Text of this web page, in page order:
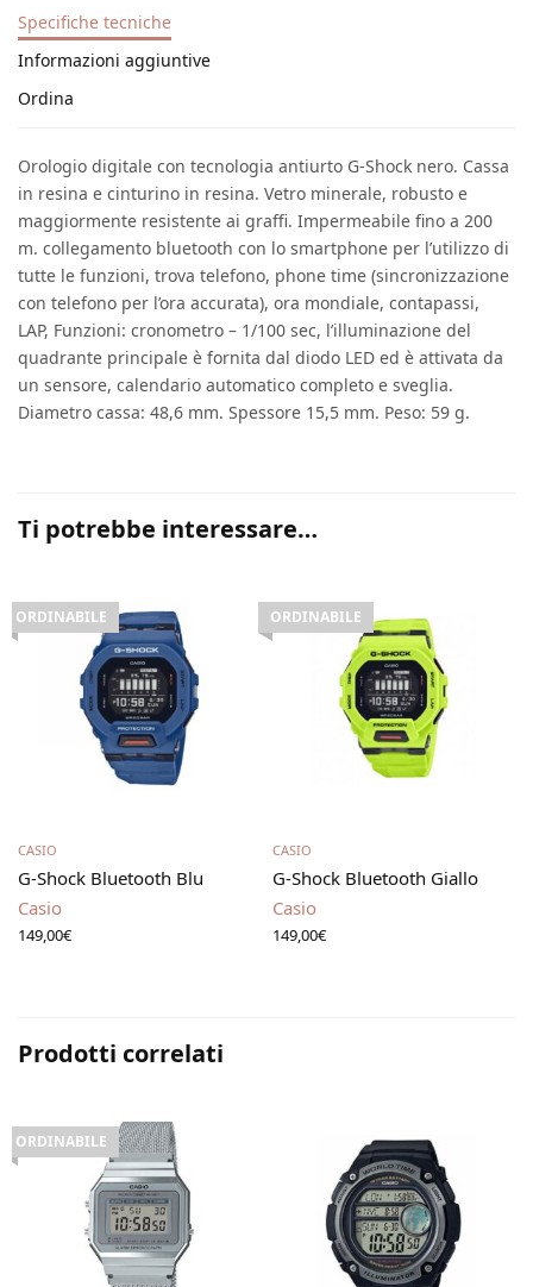
Specifiche tecniche
Informazioni aggiuntive
Ordina
Orologio digitale con tecnologia antiurto G-Shock nero. Cassa
in resina e cinturino in resina. Vetro minerale, robusto e
maggiormente resistente ai graffi. Impermeabile fino a 200
m. collegamento bluetooth con lo smartphone per l’utilizzo di
tutte le funzioni, trova telefono, phone time (sincronizzazione
con telefono per l’ora accurata), ora mondiale, contapassi,
LAP, Funzioni: cronometro – 1/100 sec, l’illuminazione del
quadrante principale è fornita dal diodo LED ed è attivata da
un sensore, calendario automatico completo e sveglia.
Diametro cassa: 48,6 mm. Spessore 15,5 mm. Peso: 59 g.
Ti potrebbe interessare…
ORDINABILE
CASIO
G-Shock Bluetooth Blu
Casio
149,00€
ORDINABILE
CASIO
G-Shock Bluetooth Giallo
Casio
149,00€
Prodotti correlati
ORDINABILE